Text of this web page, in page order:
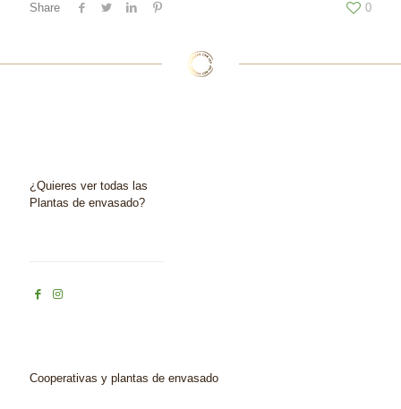
Share 0
¿Quieres ver todas las
Plantas de envasado?
Cooperativas y plantas de envasado